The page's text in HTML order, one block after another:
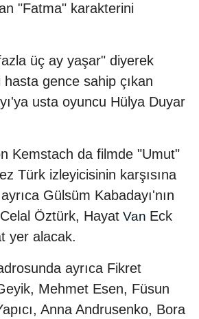
"Fatma" karakterini
üç ay yaşar" diyerek
gence sahip çıkan
usta oyuncu Hülya Duyar
Kemstach da filmde "Umut"
Türk izleyicisinin karşısına
Gülsüm Kabadayı'nın
Öztürk, Hayat Van Eck
yer alacak.
ayrıca Fikret
Mehmet Esen, Füsun
Anna Andrusenko, Bora